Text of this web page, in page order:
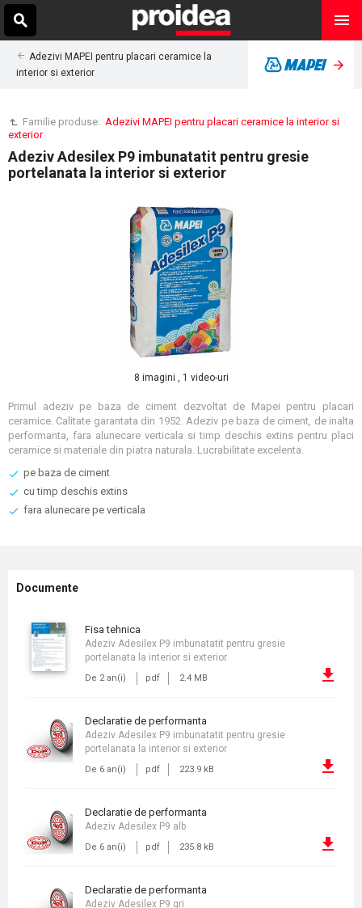
Adezivi MAPEI pentru placari ceramice la
interior si exterior
Familie produse: Adezivi MAPEI pentru placari ceramice la interior si
exterior
Adeziv Adesilex P9 imbunatatit pentru gresie
portelanata la interior si exterior
8 imagini , 1 video-uri
Primul adeziv pe baza de ciment dezvoltat de Mapei pentru placari
ceramice. Calitate garantata din 1952. Adeziv pe baza de ciment, de inalta
performanta, fara alunecare verticala si timp deschis extins pentru placi
ceramice si materiale din piatra naturala. Lucrabilitate excelenta.
pe baza de ciment
cu timp deschis extins
fara alunecare pe verticala
Documente
fisa tehnica
De 2 an(i) pdf 2.4 MB
Adeziv Adesilex P9 imbunatatit pentru gresie
portelanata la interior si exterior
declaratie de performanta
De 6 an(i) pdf 223.9 kB
Adeziv Adesilex P9 imbunatatit pentru gresie
portelanata la interior si exterior
declaratie de performanta
De 6 an(i) pdf 235.8 kB
Adeziv Adesilex P9 alb
declaratie de performanta
Adeziv Adesilex P9 gri